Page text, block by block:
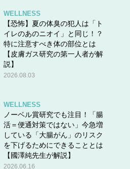
WELLNESS
【恐怖】夏の体臭の犯人は「ト
イレのあのニオイ」と同じ！？
特に注意すべき体の部位とは
【皮膚ガス研究の第一人者が解
説】
2026.08.03
WELLNESS
ノーベル賞研究でも注目！「腸
活＝便通対策ではない」今急増
している「大腸がん」のリスク
を下げるためにできることとは
【國澤純先生が解説】
2026.06.16